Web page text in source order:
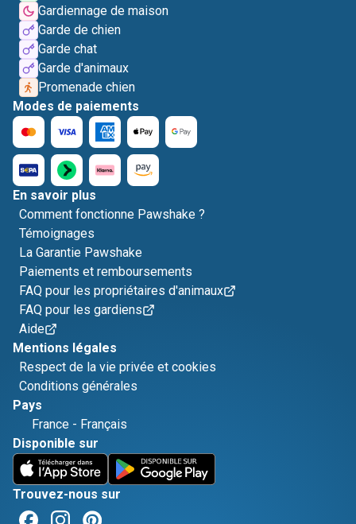
Gardiennage de maison
Garde de chien
Garde chat
Garde d'animaux
Promenade chien
Modes de paiements
En savoir plus
Comment fonctionne Pawshake ?
Témoignages
La Garantie Pawshake
Paiements et remboursements
FAQ pour les propriétaires d'animaux
FAQ pour les gardiens
Aide
Mentions légales
Respect de la vie privée et cookies
Conditions générales
Pays
France - Français
Disponible sur
Trouvez-nous sur